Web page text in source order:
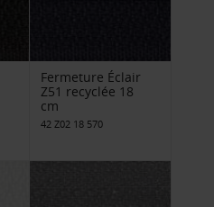
Fermeture Éclair
Z51 recyclée 18
cm
42 Z02 18 570